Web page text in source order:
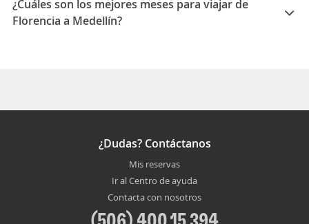
¿Cuáles son los mejores meses para viajar de
Florencia a Medellín?
¿Dudas? Contáctanos
Mis reservas
Ir al Centro de ayuda
Contacta con nosotros